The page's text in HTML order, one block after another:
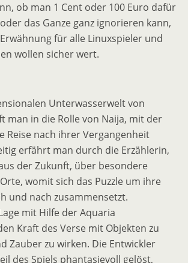
ob man 1 Cent oder 100 Euro dafür
das Ganze ganz ignorieren kann,
für alle Linuxspieler und
wollen sicher wert.
Unterwasserwelt von
man in die Rolle von Naija, mit der
Reise nach ihrer Vergangenheit
erfährt man durch die Erzählerin,
der Zukunft, über besondere
womit sich das Puzzle um ihre
und nach zusammensetzt.
mit Hilfe der Aquaria
Kraft des Verse mit Objekten zu
Zauber zu wirken. Die Entwickler
des Spiels phantasievoll gelöst,